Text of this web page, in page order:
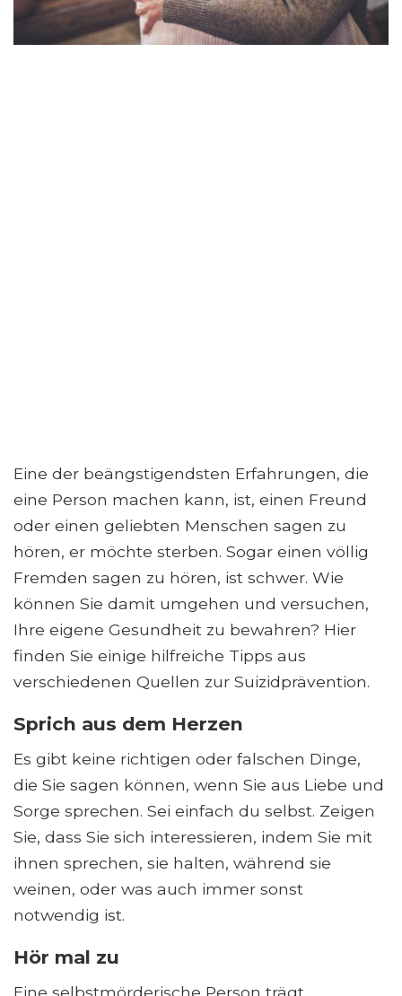
Eine der beängstigendsten Erfahrungen, die
eine Person machen kann, ist, einen Freund
oder einen geliebten Menschen sagen zu
hören, er möchte sterben. Sogar einen völlig
Fremden sagen zu hören, ist schwer. Wie
können Sie damit umgehen und versuchen,
Ihre eigene Gesundheit zu bewahren? Hier
finden Sie einige hilfreiche Tipps aus
verschiedenen Quellen zur Suizidprävention.
Sprich aus dem Herzen
Es gibt keine richtigen oder falschen Dinge,
die Sie sagen können, wenn Sie aus Liebe und
Sorge sprechen. Sei einfach du selbst. Zeigen
Sie, dass Sie sich interessieren, indem Sie mit
ihnen sprechen, sie halten, während sie
weinen, oder was auch immer sonst
notwendig ist.
Hör mal zu